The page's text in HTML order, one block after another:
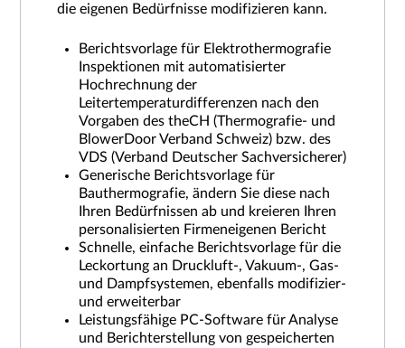
die eigenen Bedürfnisse modifizieren kann.
Berichtsvorlage für Elektrothermografie
Inspektionen mit automatisierter
Hochrechnung der
Leitertemperaturdifferenzen nach den
Vorgaben des theCH (Thermografie- und
BlowerDoor Verband Schweiz) bzw. des
VDS (Verband Deutscher Sachversicherer)
Generische Berichtsvorlage für
Bauthermografie, ändern Sie diese nach
Ihren Bedürfnissen ab und kreieren Ihren
personalisierten Firmeneigenen Bericht
Schnelle, einfache Berichtsvorlage für die
Leckortung an Druckluft-, Vakuum-, Gas-
und Dampfsystemen, ebenfalls modifizier-
und erweiterbar
Leistungsfähige PC-Software für Analyse
und Berichterstellung von gespeicherten